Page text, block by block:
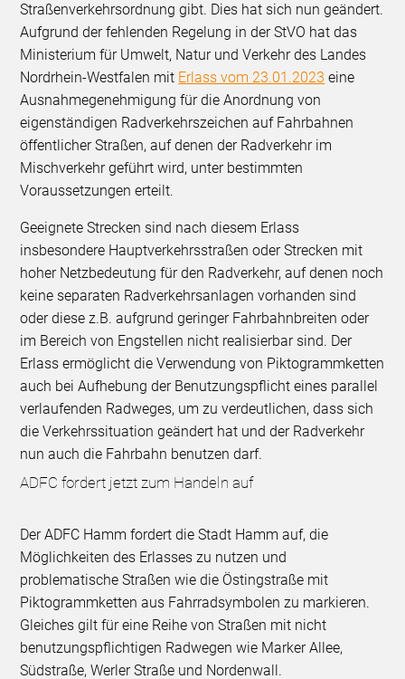
Straßenverkehrsordnung gibt. Dies hat sich nun geändert.
Aufgrund der fehlenden Regelung in der StVO hat das
Ministerium für Umwelt, Natur und Verkehr des Landes
Nordrhein-Westfalen mit Erlass vom 23.01.2023 eine
Ausnahmegenehmigung für die Anordnung von
eigenständigen Radverkehrszeichen auf Fahrbahnen
öffentlicher Straßen, auf denen der Radverkehr im
Mischverkehr geführt wird, unter bestimmten
Voraussetzungen erteilt.
Geeignete Strecken sind nach diesem Erlass
insbesondere Hauptverkehrsstraßen oder Strecken mit
hoher Netzbedeutung für den Radverkehr, auf denen noch
keine separaten Radverkehrsanlagen vorhanden sind
oder diese z.B. aufgrund geringer Fahrbahnbreiten oder
im Bereich von Engstellen nicht realisierbar sind. Der
Erlass ermöglicht die Verwendung von Piktogrammketten
auch bei Aufhebung der Benutzungspflicht eines parallel
verlaufenden Radweges, um zu verdeutlichen, dass sich
die Verkehrssituation geändert hat und der Radverkehr
nun auch die Fahrbahn benutzen darf.
ADFC fordert jetzt zum Handeln auf
Der ADFC Hamm fordert die Stadt Hamm auf, die
Möglichkeiten des Erlasses zu nutzen und
problematische Straßen wie die Östingstraße mit
Piktogrammketten aus Fahrradsymbolen zu markieren.
Gleiches gilt für eine Reihe von Straßen mit nicht
benutzungspflichtigen Radwegen wie Marker Allee,
Südstraße, Werler Straße und Nordenwall.